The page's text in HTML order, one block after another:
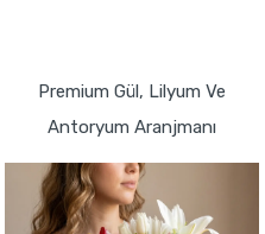
Premium Gül, Lilyum Ve
Antoryum Aranjmanı